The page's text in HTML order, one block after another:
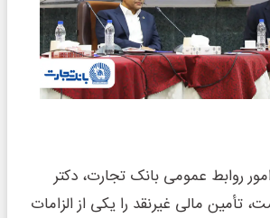
روابط عمومی بانک تجارت، دکتر
تأمین مالی غیرنقد را یکی از الزامات